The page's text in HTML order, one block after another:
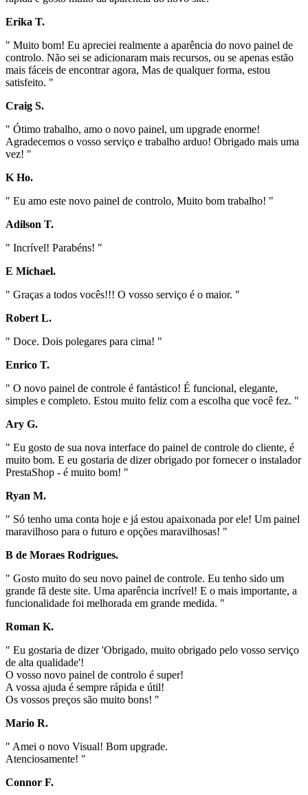
Erika T.
" Muito bom! Eu apreciei realmente a aparência do novo painel de
controlo. Não sei se adicionaram mais recursos, ou se apenas estão
mais fáceis de encontrar agora, Mas de qualquer forma, estou
satisfeito. "
Craig S.
" Ótimo trabalho, amo o novo painel, um upgrade enorme!
Agradecemos o vosso serviço e trabalho arduo! Obrigado mais uma
vez! "
K Ho.
" Eu amo este novo painel de controlo, Muito bom trabalho! "
Adilson T.
" Incrível! Parabéns! "
E Michael.
" Graças a todos vocês!!! O vosso serviço é o maior. "
Robert L.
" Doce. Dois polegares para cima! "
Enrico T.
" O novo painel de controle é fantástico! É funcional, elegante,
simples e completo. Estou muito feliz com a escolha que você fez. "
Ary G.
" Eu gosto de sua nova interface do painel de controle do cliente, é
muito bom. E eu gostaria de dizer obrigado por fornecer o instalador
PrestaShop - é muito bom! "
Ryan M.
" Só tenho uma conta hoje e já estou apaixonada por ele! Um painel
maravilhoso para o futuro e opções maravilhosas! "
B de Moraes Rodrigues.
" Gosto muito do seu novo painel de controle. Eu tenho sido um
grande fã deste site. Uma aparência incrível! E o mais importante, a
funcionalidade foi melhorada em grande medida. "
Roman K.
" Eu gostaria de dizer 'Obrigado, muito obrigado pelo vosso serviço
de alta qualidade'!
O vosso novo painel de controlo é super!
A vossa ajuda é sempre rápida e útil!
Os vossos preços são muito bons! "
Mario R.
" Amei o novo Visual! Bom upgrade.
Atenciosamente! "
Connor F.